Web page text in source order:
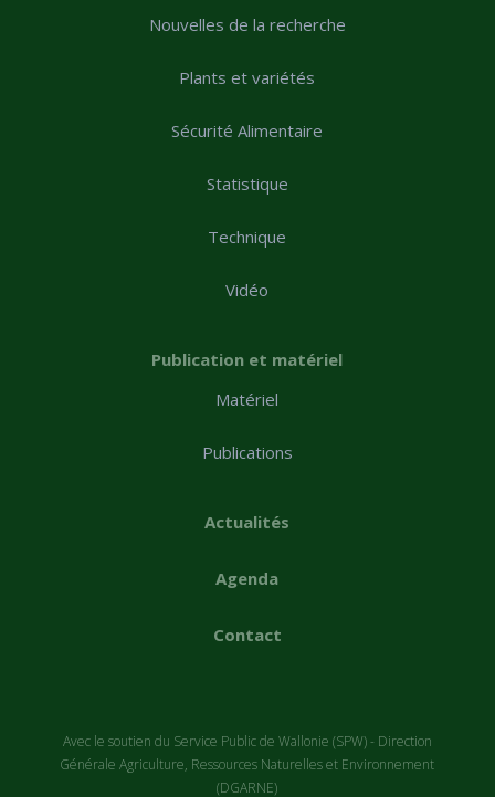
Nouvelles de la recherche
Plants et variétés
Sécurité Alimentaire
Statistique
Technique
Vidéo
Publication et matériel
Matériel
Publications
Actualités
Agenda
Contact
Avec le soutien du Service Public de Wallonie (SPW) - Direction
Générale Agriculture, Ressources Naturelles et Environnement
(DGARNE)